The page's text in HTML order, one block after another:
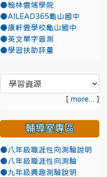
●翰林雲端學院
●AILEAD365龜山國中
●康軒雲學校龜山國中
●英文單字普測
●學習扶助評量
[ more... ]
輔導室專區
●八年級職涯性向測驗說明
●八年級職涯性向測驗
●九年級興趣測驗說明